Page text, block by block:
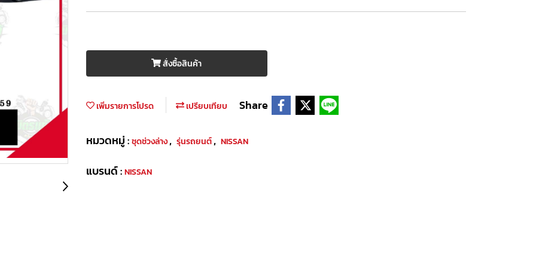
สั่งซื้อสินค้า
เพิ่มรายการโปรด เปรียบเทียบ Share
หมวดหมู่ :ชุดช่วงล่าง, รุ่นรถยนต์, NISSAN
แบรนด์ :NISSAN